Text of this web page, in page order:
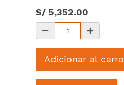
S/ 5,352.00
Adicionar al carro